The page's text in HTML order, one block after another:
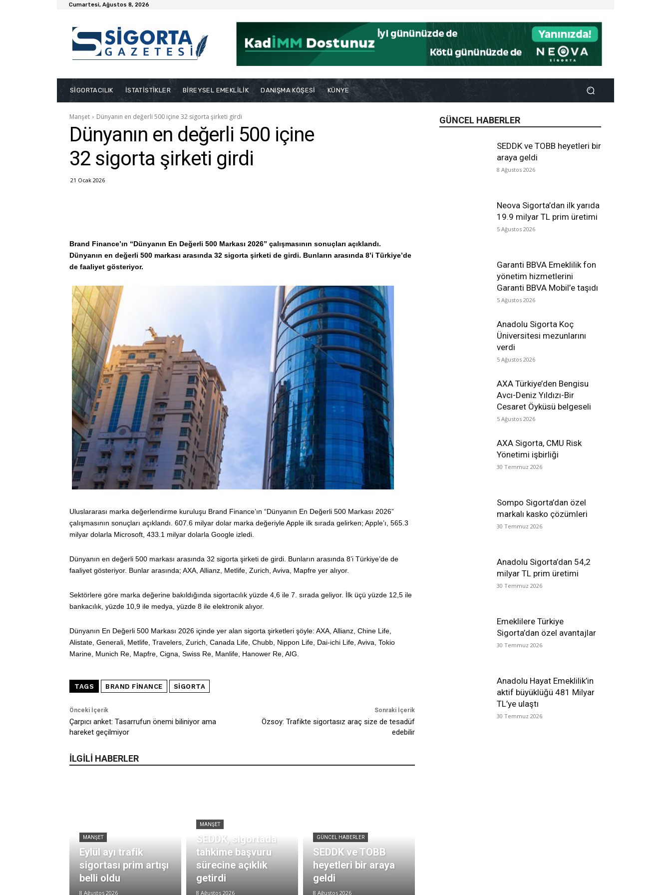
Cumartesi, Ağustos 8, 2026
SİGORTACILIK İSTATİSTİKLER BİREYSEL EMEKLİLİK DANIŞMA KÖŞESİ KÜNYE
GÜNCEL HABERLER
SEDDK ve TOBB heyetleri bir
araya geldi
8 Ağustos 2026
Neova Sigorta’dan ilk yarıda
19.9 milyar TL prim üretimi
5 Ağustos 2026
Garanti BBVA Emeklilik fon
yönetim hizmetlerini
Garanti BBVA Mobil’e taşıdı
5 Ağustos 2026
Anadolu Sigorta Koç
Üniversitesi mezunlarını
verdi
5 Ağustos 2026
AXA Türkiye’den Bengisu
Avcı-Deniz Yıldızı-Bir
Cesaret Öyküsü belgeseli
5 Ağustos 2026
AXA Sigorta, CMU Risk
Yönetimi işbirliği
30 Temmuz 2026
Sompo Sigorta’dan özel
markalı kasko çözümleri
30 Temmuz 2026
Anadolu Sigorta’dan 54,2
milyar TL prim üretimi
30 Temmuz 2026
Emeklilere Türkiye
Sigorta’dan özel avantajlar
30 Temmuz 2026
Anadolu Hayat Emeklilik’in
aktif büyüklüğü 481 Milyar
TL’ye ulaştı
30 Temmuz 2026
Manşet Dünyanın en değerli 500 içine 32 sigorta şirketi girdi
Dünyanın en değerli 500 içine
32 sigorta şirketi girdi
21 Ocak 2026
Brand Finance’ın “Dünyanın En Değerli 500 Markası 2026” çalışmasının sonuçları açıklandı.
Dünyanın en değerli 500 markası arasında 32 sigorta şirketi de girdi. Bunların arasında 8’i Türkiye’de
de faaliyet gösteriyor.
Uluslararası marka değerlendirme kuruluşu Brand Finance’ın “Dünyanın En Değerli 500 Markası 2026”
çalışmasının sonuçları açıklandı. 607.6 milyar dolar marka değeriyle Apple ilk sırada gelirken; Apple’ı, 565.3
milyar dolarla Microsoft, 433.1 milyar dolarla Google izledi.
Dünyanın en değerli 500 markası arasında 32 sigorta şirketi de girdi. Bunların arasında 8’i Türkiye’de de
faaliyet gösteriyor. Bunlar arasında; AXA, Allianz, Metlife, Zurich, Aviva, Mapfre yer alıyor.
Sektörlere göre marka değerine bakıldığında sigortacılık yüzde 4,6 ile 7. sırada geliyor. İlk üçü yüzde 12,5 ile
bankacılık, yüzde 10,9 ile medya, yüzde 8 ile elektronik alıyor.
Dünyanın En Değerli 500 Markası 2026 içinde yer alan sigorta şirketleri şöyle: AXA, Allianz, Chine Life,
Alistate, Generali, Metlife, Travelers, Zurich, Canada Life, Chubb, Nippon Life, Dai-ichi Life, Aviva, Tokio
Marine, Munich Re, Mapfre, Cigna, Swiss Re, Manlife, Hanower Re, AIG.
TAGS BRAND FINANCE SIGORTA
Önceki İçerik
Çarpıcı anket: Tasarrufun önemi biliniyor ama
hareket geçilmiyor
Sonraki İçerik
Özsoy: Trafikte sigortasız araç size de tesadüf
edebilir
İLGİLİ HABERLER
MANŞET
Eylül ayı trafik
sigortası prim artışı
belli oldu
8 Ağustos 2026
MANŞET
SEDDK, sigortada
tahkime başvuru
sürecine açıklık
getirdi
8 Ağustos 2026
GÜNCEL HABERLER
SEDDK ve TOBB
heyetleri bir araya
geldi
8 Ağustos 2026